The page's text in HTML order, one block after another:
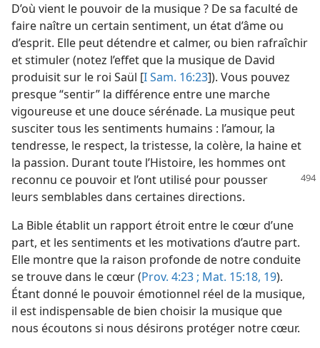
D’où vient le pouvoir de la musique ? De sa faculté de
faire naître un certain sentiment, un état d’âme ou
d’esprit. Elle peut détendre et calmer, ou bien rafraîchir
et stimuler (notez l’effet que la musique de David
produisit sur le roi Saül [I Sam. 16:23]). Vous pouvez
presque “sentir” la différence entre une marche
vigoureuse et une douce sérénade. La musique peut
susciter tous les sentiments humains : l’amour, la
tendresse, le respect, la tristesse, la colère, la haine et
la passion. Durant toute l’Histoire, les hommes ont
reconnu ce pouvoir et l’ont utilisé pour pousser
leurs semblables dans certaines directions.
La Bible établit un rapport étroit entre le cœur d’une
part, et les sentiments et les motivations d’autre part.
Elle montre que la raison profonde de notre conduite
se trouve dans le cœur (Prov. 4:23 ; Mat. 15:18, 19).
Étant donné le pouvoir émotionnel réel de la musique,
il est indispensable de bien choisir la musique que
nous écoutons si nous désirons protéger notre cœur.